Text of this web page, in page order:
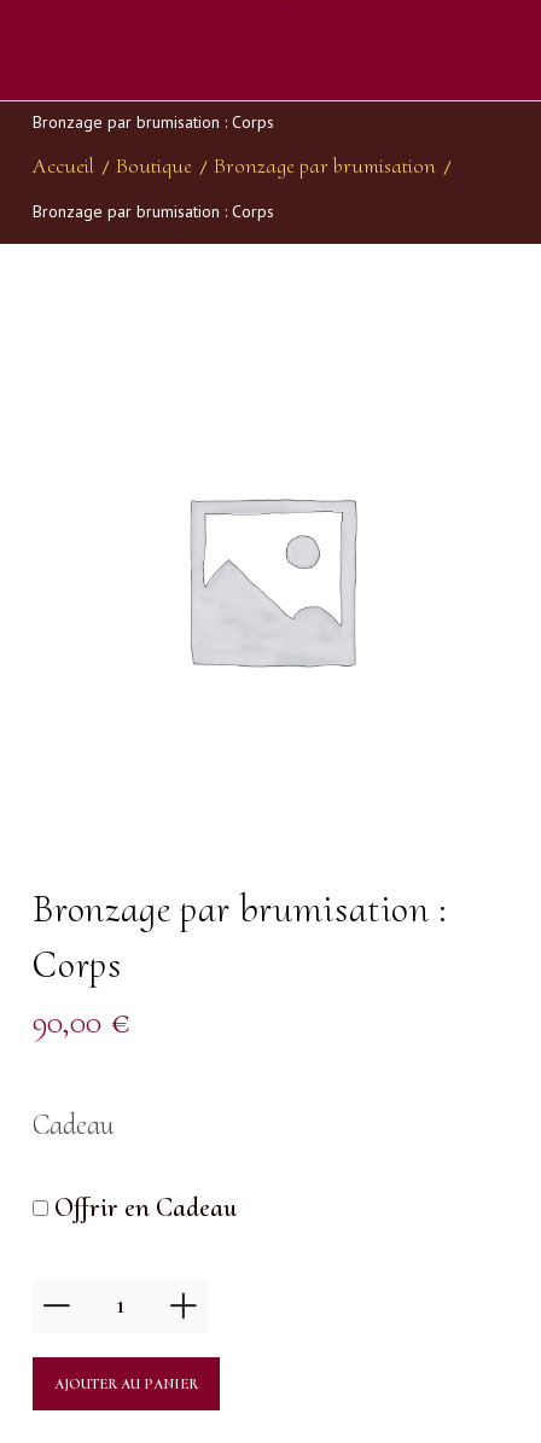
Bronzage par brumisation : Corps
Accueil / Boutique / Bronzage par brumisation /
Bronzage par brumisation : Corps
Bronzage par brumisation :
Corps
90,00 €
Cadeau
Offrir en Cadeau
quantité
Bronzage
AJOUTER AU PANIER